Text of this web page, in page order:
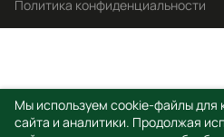
Политика конфиденциальности
Мы используем cookie-файлы для
сайта и аналитики. Продолжая